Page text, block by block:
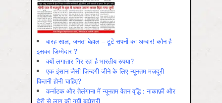
बारह साल, जनता बेहाल – टूटे सपनों का अम्बार! कौन है
इसका ज़िम्मेदार ?
क्यों लगातार गिर रहा है भारतीय रुपया?
एक इंसान जैसी ज़िन्दगी जीने के लिए न्यूनतम मज़दूरी
कितनी होनी चाहिए?
कर्नाटक और तेलंगाना में न्यूनतम वेतन वृद्धि : नाकाफ़ी और
देरी से लागू की गयी बढ़ोत्तरी